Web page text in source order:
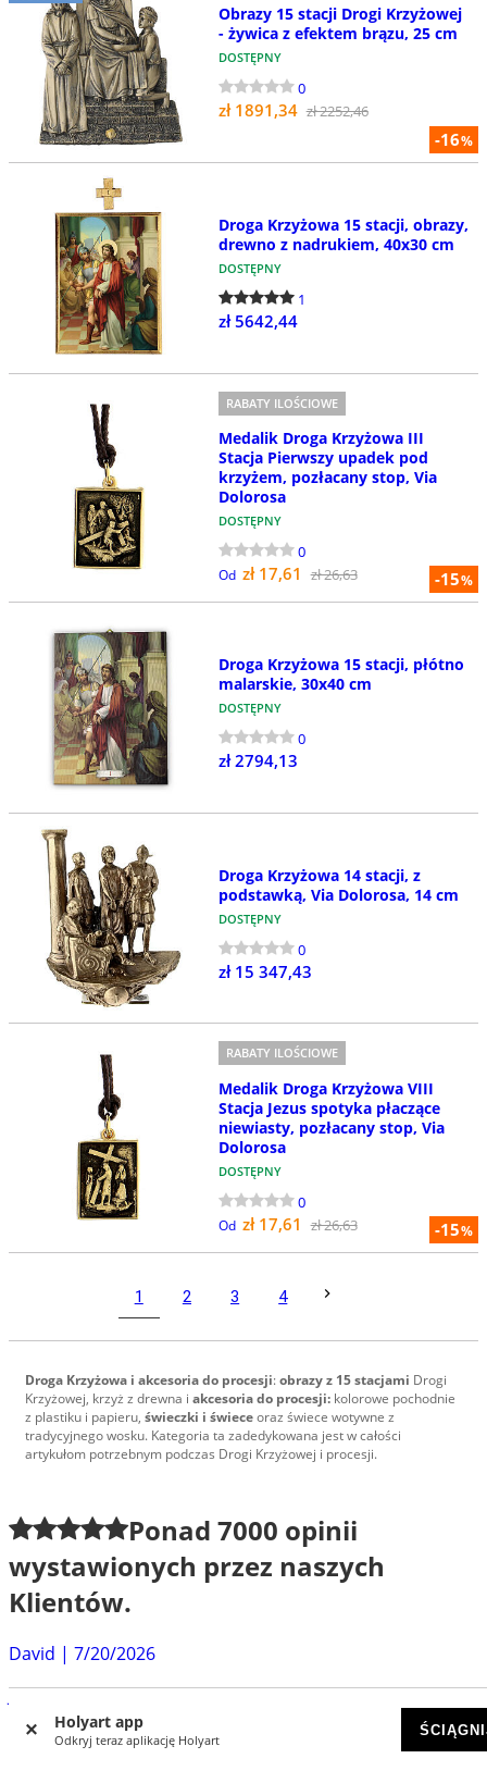
Holyart app
Odkryj teraz aplikację Holyart
-16%
Obrazy 15 stacji Drogi Krzyżowej
- żywica z efektem brązu, 25 cm
DOSTĘPNY
0
zł 1891,34 zł 2252,46
Droga Krzyżowa 15 stacji, obrazy,
drewno z nadrukiem, 40x30 cm
DOSTĘPNY
1
zł 5642,44
-15%
RABATY ILOŚCIOWE
Medalik Droga Krzyżowa III
Stacja Pierwszy upadek pod
krzyżem, pozłacany stop, Via
Dolorosa
DOSTĘPNY
0
Od zł 17,61 zł 26,63
Droga Krzyżowa 15 stacji, płótno
malarskie, 30x40 cm
DOSTĘPNY
0
zł 2794,13
Droga Krzyżowa 14 stacji, z
podstawką, Via Dolorosa, 14 cm
DOSTĘPNY
0
zł 15 347,43
-15%
RABATY ILOŚCIOWE
Medalik Droga Krzyżowa VIII
Stacja Jezus spotyka płaczące
niewiasty, pozłacany stop, Via
Dolorosa
DOSTĘPNY
0
Od zł 17,61 zł 26,63
1 2 3 4
Droga Krzyżowa i akcesoria do procesji:obrazy z 15 stacjami Drogi
Krzyżowej, krzyż z drewna i akcesoria do procesji: kolorowe pochodnie
z plastiku i papieru, świeczki i świeceoraz świece wotywne z
tradycyjnego wosku. Kategoria ta zadedykowana jest w całości
artykułom potrzebnym podczas Drogi Krzyżowej i procesji.
Ponad 7000 opinii
wystawionych przez naszych
Klientów.
David | 7/20/2026
Jestem w pełni zadowolony z usług Holyart. Zamówiłem
od nich humerał z dostawą do Węgier, który mogę...
6/30/2026